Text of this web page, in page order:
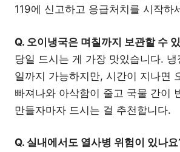
119에 신고하고 응급처치를 시작하
Q. 오이냉국은 며칠까지 보관할 수
당일 드시는 게 가장 맛있습니다.
일까지 가능하지만, 시간이 지나면
빠져나와 아삭함이 줄고 국물 간이
만들자마자 드시는 걸 추천합니다.
Q. 실내에서도 열사병 위험이 있나요